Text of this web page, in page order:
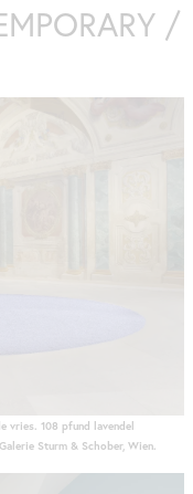
/
vries. 108 pfund lavendel
Sturm & Schober, Wien.